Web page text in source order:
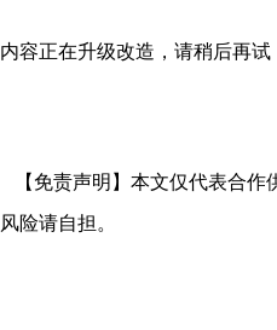
内容正在升级改造，请稍后再试
【免责声明】本文仅代表合作
风险请自担。